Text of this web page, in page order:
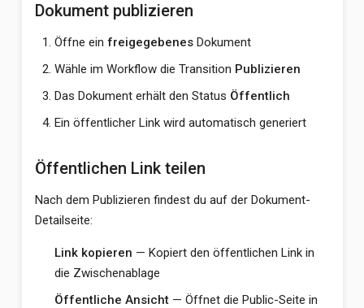
Dokument publizieren
Öffne ein freigegebenesDokument
Wähle im Workflow die Transition Publizieren
Das Dokument erhält den Status Öffentlich
Ein öffentlicher Link wird automatisch generiert
Öffentlichen Link teilen
Nach dem Publizieren findest du auf der Dokument-
Detailseite:
Link kopieren — Kopiert den öffentlichen Link in
die Zwischenablage
Öffentliche Ansicht— Öffnet die Public-Seite in